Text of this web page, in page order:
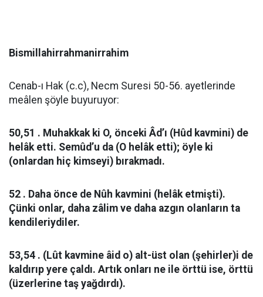
Bismillahirrahmanirrahim
Cenab-ı Hak (c.c), Necm Suresi 50-56. ayetlerinde
meâlen şöyle buyuruyor:
50,51 . Muhakkak ki O, önceki Âd’ı (Hûd kavmini) de
helâk etti. Semûd’u da (O helâk etti); öyle ki
(onlardan hiç kimseyi) bırakmadı.
52 . Daha önce de Nûh kavmini (helâk etmişti).
Çünki onlar, daha zâlim ve daha azgın olanların ta
kendileriydiler.
53,54 . (Lût kavmine âid o) alt-üst olan (şehirler)i de
kaldırıp yere çaldı. Artık onları ne ile örttü ise, örttü
(üzerlerine taş yağdırdı).